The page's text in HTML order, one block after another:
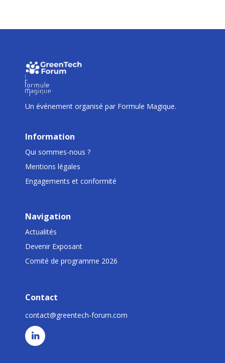
III
Un événement organisé par Formule Magique.
Information
Qui sommes-nous ?
Mentions légales
Engagements et conformité
Navigation
Actualités
Devenir Exposant
Comité de programme 2026
Contact
contact@greentech-forum.com